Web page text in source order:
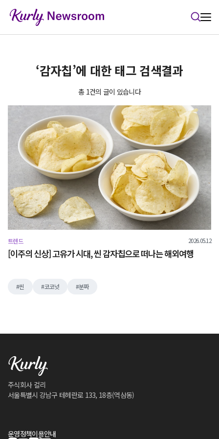
‘감자칩’에 대한 태그 검색결과
총 1건의 글이 있습니다
트렌드 2026.05.12
[이주의 신상] 고유가 시대, 씬 감자칩으로 떠나는 해외여행
씬 코코넛 분짜
주식회사 컬리
서울특별시 강남구 테헤란로 133, 18층(역삼동)
운영정책이용안내